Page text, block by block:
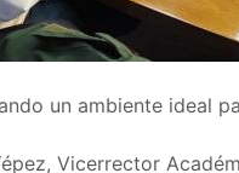
un ambiente ideal
Vicerrector